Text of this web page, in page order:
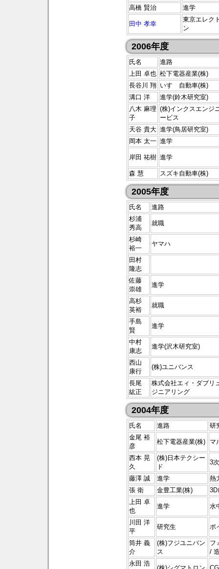
高橋 賢治
進学
田中 孝幸
東京エレク
ン
2006年度
氏名
進路
上田 卓也 松下電器産業(株)
長谷川 翔 いすゞ自動車(株)
溝口 洋
進学(鈴木研究室)
八木 麻理
子
(株)インクスエンジ
ービス
天谷 貴大 進学(鳥居研究室)
岡本 太一 進学
岸田 祐樹 進学
森 慧 スズキ自動車(株)
2005年度
氏名
進路
杉浦
秀高
就職
杉崎
裕一
ヤマハ
田村
隆志
佐藤
崇雄
進学
高杉
英裕
就職
手島
賢
進学
中村
康志
進学(沢木研究室)
西山
康行
(株)ユニバンス
長尾
紘正
株式会社エィ・ダブリ
ジニアリング
2004年度
氏名 進路
研
金尾 裕
彦
松下電器産業(株) マ
西本 晃
久
(株)日本テクシー
ド
3
藤澤 誠 進学
熱
張 衛
金豊工業(株)
3D
上田 卓
也
進学 水
川田 洋
平
研究生 ポ
筒井 義
介
(株)フジユニバン
ス
フ
/
永田 浩